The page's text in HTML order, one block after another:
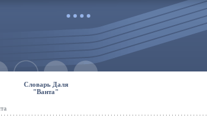
Словарь Даля
"Ванта"